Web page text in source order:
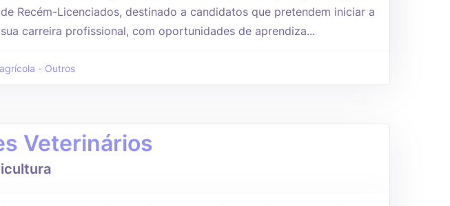
de Recém-Licenciados, destinado a candidatos que pretendem iniciar a
sua carreira profissional, com oportunidades de aprendiza...
- Outros
Veterinários